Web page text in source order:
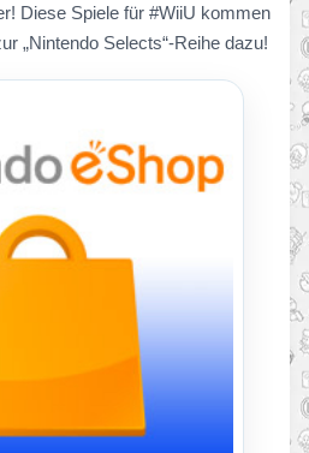
Diese Spiele für #WiiU kommen
„Nintendo Selects“-Reihe dazu!